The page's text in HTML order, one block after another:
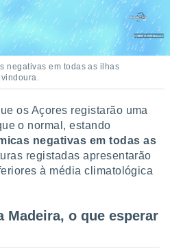
negativas em todas as ilhas
os Açores registarão uma
o normal, estando
negativas em todas as
registadas apresentarão
à média climatológica
Madeira, o que esperar